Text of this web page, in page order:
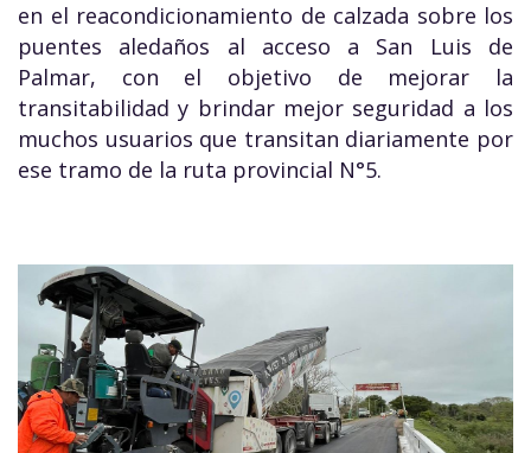
en el reacondicionamiento de calzada sobre los
puentes aledaños al acceso a San Luis de
Palmar, con el objetivo de mejorar la
transitabilidad y brindar mejor seguridad a los
muchos usuarios que transitan diariamente por
ese tramo de la ruta provincial N°5.